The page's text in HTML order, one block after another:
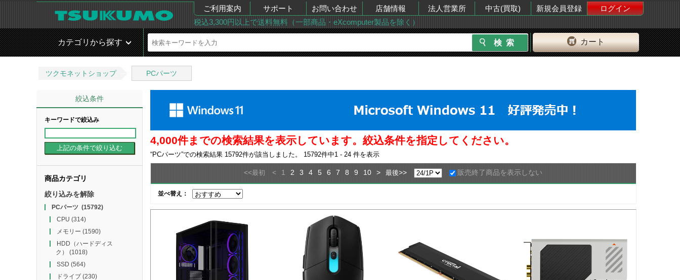
ご利用案内 サポート お問い合わせ 店舗情報 法人営業所 中古(買取) 新規会員登録
ログイン
税込3,300円以上で送料無料（一部商品・eXcomputer製品を除く）
カート
カテゴリから探す
ツクモネットショップ PCパーツ
絞込条件
キーワードで絞込み
商品カテゴリ
絞り込みを解除
PCパーツ (15792)
CPU (314)
メモリー (1590)
HDD（ハードディス
ク）
(1018)
SSD (564)
ドライブ(230)
4,000件までの検索結果を表示しています。絞込条件を指定してください。
“PCパーツ”での検索結果 15792件が該当しました。 15792件中1 - 24 件を表示
<<最初 < 1 2 3 4 5 6 7 8 9 10 > 最後>> 販売終了商品を表示しない
並べ替え：